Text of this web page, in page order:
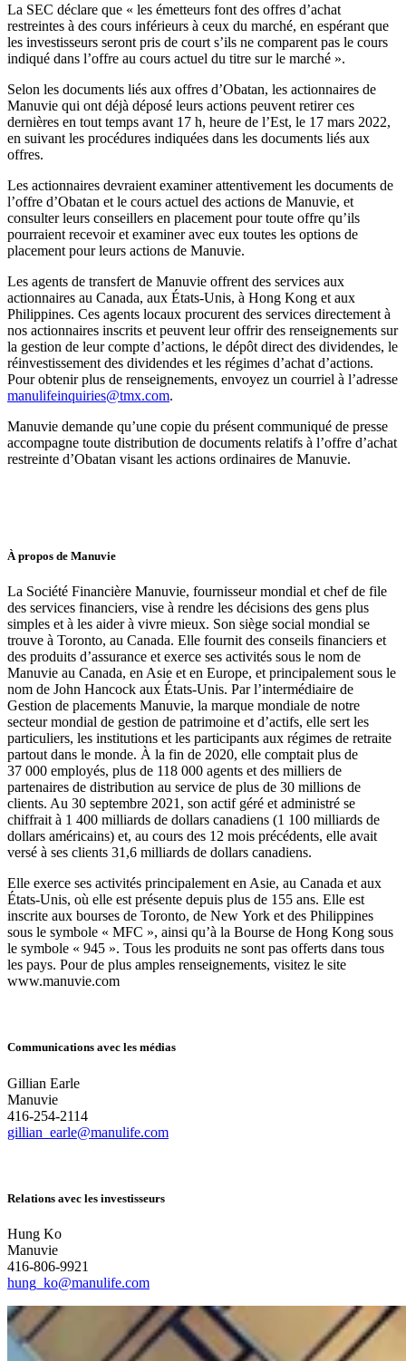
La SEC déclare que « les émetteurs font des offres d’achat
restreintes à des cours inférieurs à ceux du marché, en espérant que
les investisseurs seront pris de court s’ils ne comparent pas le cours
indiqué dans l’offre au cours actuel du titre sur le marché ».
Selon les documents liés aux offres d’Obatan, les actionnaires de
Manuvie qui ont déjà déposé leurs actions peuvent retirer ces
dernières en tout temps avant 17 h, heure de l’Est, le 17 mars 2022,
en suivant les procédures indiquées dans les documents liés aux
offres.
Les actionnaires devraient examiner attentivement les documents de
l’offre d’Obatan et le cours actuel des actions de Manuvie, et
consulter leurs conseillers en placement pour toute offre qu’ils
pourraient recevoir et examiner avec eux toutes les options de
placement pour leurs actions de Manuvie.
Les agents de transfert de Manuvie offrent des services aux
actionnaires au Canada, aux États-Unis, à Hong Kong et aux
Philippines. Ces agents locaux procurent des services directement à
nos actionnaires inscrits et peuvent leur offrir des renseignements sur
la gestion de leur compte d’actions, le dépôt direct des dividendes, le
réinvestissement des dividendes et les régimes d’achat d’actions.
Pour obtenir plus de renseignements, envoyez un courriel à l’adresse
manulifeinquiries@tmx.com.
Manuvie demande qu’une copie du présent communiqué de presse
accompagne toute distribution de documents relatifs à l’offre d’achat
restreinte d’Obatan visant les actions ordinaires de Manuvie.
À propos de Manuvie
La Société Financière Manuvie, fournisseur mondial et chef de file
des services financiers, vise à rendre les décisions des gens plus
simples et à les aider à vivre mieux. Son siège social mondial se
trouve à Toronto, au Canada. Elle fournit des conseils financiers et
des produits d’assurance et exerce ses activités sous le nom de
Manuvie au Canada, en Asie et en Europe, et principalement sous le
nom de John Hancock aux États-Unis. Par l’intermédiaire de
Gestion de placements Manuvie, la marque mondiale de notre
secteur mondial de gestion de patrimoine et d’actifs, elle sert les
particuliers, les institutions et les participants aux régimes de retraite
partout dans le monde. À la fin de 2020, elle comptait plus de
37 000 employés, plus de 118 000 agents et des milliers de
partenaires de distribution au service de plus de 30 millions de
clients. Au 30 septembre 2021, son actif géré et administré se
chiffrait à 1 400 milliards de dollars canadiens (1 100 milliards de
dollars américains) et, au cours des 12 mois précédents, elle avait
versé à ses clients 31,6 milliards de dollars canadiens.
Elle exerce ses activités principalement en Asie, au Canada et aux
États-Unis, où elle est présente depuis plus de 155 ans. Elle est
inscrite aux bourses de Toronto, de New York et des Philippines
sous le symbole « MFC », ainsi qu’à la Bourse de Hong Kong sous
le symbole « 945 ». Tous les produits ne sont pas offerts dans tous
les pays. Pour de plus amples renseignements, visitez le site
www.manuvie.com
Communications avec les médias
Gillian Earle
Manuvie
416-254-2114
gillian_earle@manulife.com
Relations avec les investisseurs
Hung Ko
Manuvie
416-806-9921
hung_ko@manulife.com